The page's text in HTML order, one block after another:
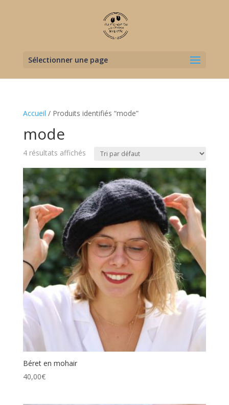
Sélectionner une page
Accueil / Produits identifiés “mode”
mode
4 résultats affichés
Béret en mohair
40,00€